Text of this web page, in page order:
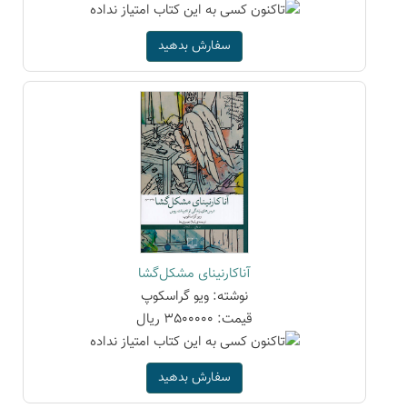
سفارش بدهید
آناکارنینای مشکل‌گشا
نوشته: ویو گراسکوپ
قیمت: 3500000 ریال
سفارش بدهید